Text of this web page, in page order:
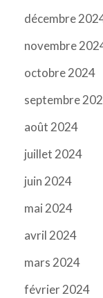
décembre
novembre
octobre 2024
septembre
août 2024
juillet 2024
juin 2024
mai 2024
avril 2024
mars 2024
février 2024